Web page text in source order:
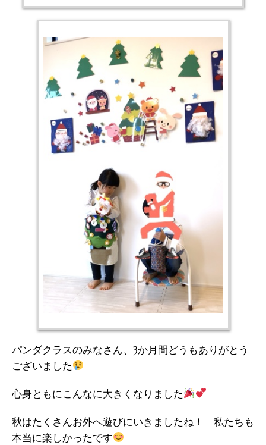
パンダクラスのみなさん、3か月間どうもありがとう
ございました
心身ともにこんなに大きくなりました
秋はたくさんお外へ遊びにいきましたね！ 私たちも
本当に楽しかったです